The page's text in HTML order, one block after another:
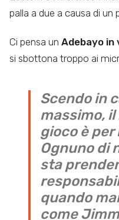
palla a due a causa di un
Ci pensa un Adebayo in
si sbottona troppo ai
Scendo in
massimo,
gioco è per
Ognuno di
sta
quando
come